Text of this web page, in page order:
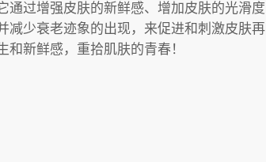
通过增强皮肤的新鲜感、增加皮肤的光滑度
减少衰老迹象的出现，来促进和刺激皮肤再
和新鲜感，重拾肌肤的青春！